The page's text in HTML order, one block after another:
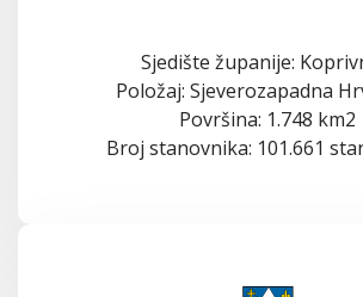
Sjedište županije:
Položaj: Sjeverozapadna
Površina: 1.748 km2
Broj stanovnika: 101.661